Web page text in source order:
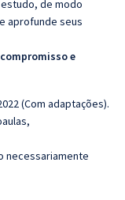
de modo
aprofunde seus
e
(Com adaptações).
necessariamente